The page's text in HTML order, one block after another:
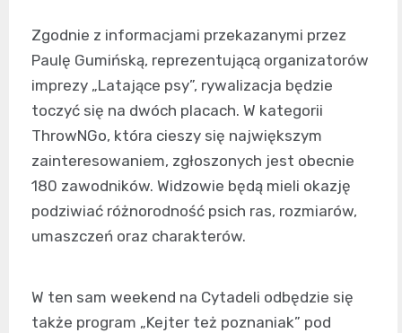
Zgodnie z informacjami przekazanymi przez
Paulę Gumińską, reprezentującą organizatorów
imprezy „Latające psy”, rywalizacja będzie
toczyć się na dwóch placach. W kategorii
ThrowNGo, która cieszy się największym
zainteresowaniem, zgłoszonych jest obecnie
180 zawodników. Widzowie będą mieli okazję
podziwiać różnorodność psich ras, rozmiarów,
umaszczeń oraz charakterów.
W ten sam weekend na Cytadeli odbędzie się
także program „Kejter też poznaniak” pod